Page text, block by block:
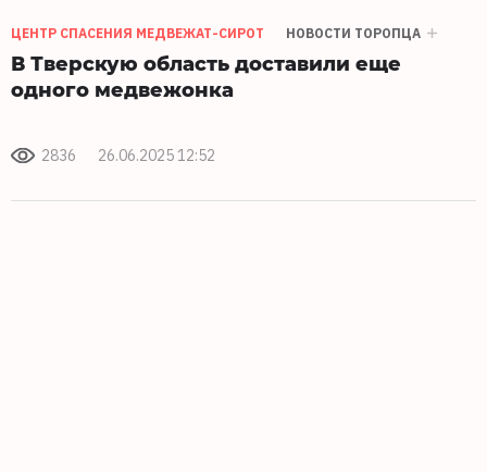
ЦЕНТР СПАСЕНИЯ МЕДВЕЖАТ-СИРОТ НОВОСТИ ТОРОПЦА
В Тверскую область доставили еще
одного медвежонка
2836 26.06.2025 12:52